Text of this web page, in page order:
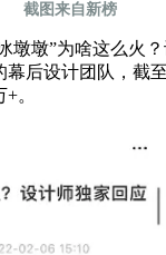
截图来自新榜
墩墩”为啥这么火？
幕后设计团队，截
。